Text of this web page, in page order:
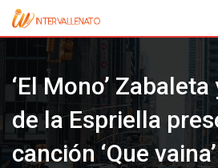
Skip
‘El Mono’
de la Espriella
canción ‘Que vaina’